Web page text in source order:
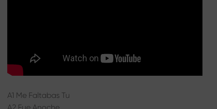
A1 Me Faltabas Tu
A2 Fue Anoche